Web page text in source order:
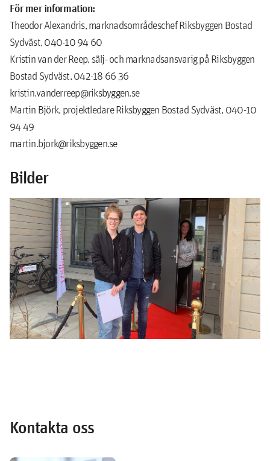
För mer information:
Theodor Alexandris, marknadsområdeschef Riksbyggen Bostad
Sydväst, 040-10 94 60
Kristin van der Reep, sälj- och marknadsansvarig på Riksbyggen
Bostad Sydväst, 042-18 66 36
kristin.vanderreep@riksbyggen.se
Martin Björk, projektledare Riksbyggen Bostad Sydväst, 040-10
94 49
martin.bjork@riksbyggen.se
Bilder
Kontakta oss